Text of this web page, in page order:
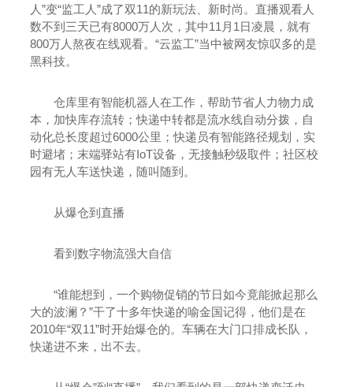
人”变“监工人”成了双11的新玩法、新时尚。直播观看人
数不到三天已有8000万人次，其中11月1日凌晨，就有
800万人熬夜在线观看。“云监工”当中被网友惊叹多的是
黑科技。
仓库里有智能机器人在工作，帮助节省人力物力成
本，加快库存流转；快递中转都是流水线自动分拨，自
动化总长度超过6000公里；快递员有智能路径规划，实
时避堵；末端驿站有IoT设备，无接触秒级取件；社区校
园有无人车送快递，随叫随到。
从爆仓到直播
看到数字物流强大自信
“谁能想到，一个购物促销的节日如今竟能掀起那么
大的波澜？”干了十多年快递的喻金国记得，他们是在
2010年“双11”时开始爆仓的。车辆在大门口排成长队，
快递进不来，出不去。